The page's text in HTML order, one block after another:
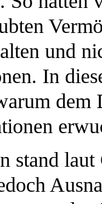
und
In
dem
stand